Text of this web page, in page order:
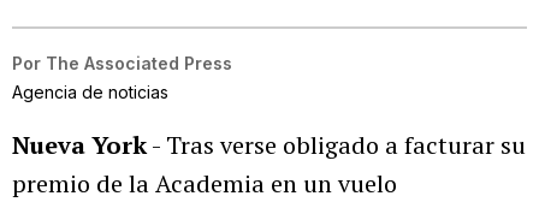
Por The Associated Press
Agencia de noticias
Nueva York- Tras verse obligado a facturar su
premio de la Academia en un vuelo